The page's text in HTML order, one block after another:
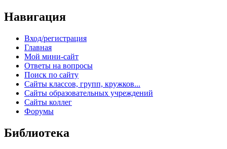
Навигация
Вход/регистрация
Главная
Мой мини-сайт
Ответы на вопросы
Поиск по сайту
Сайты классов, групп, кружков...
Сайты образовательных учреждений
Сайты коллег
Форумы
Библиотека